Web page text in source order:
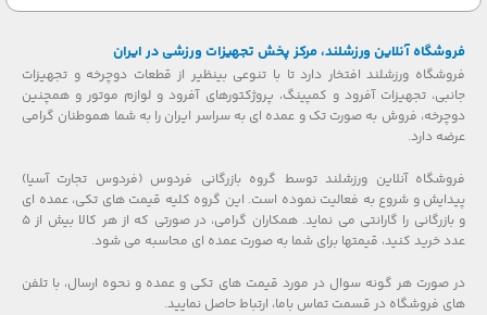
فروشگاه آنلاین ورزشلند، مرکز پخش تجهیزات ورزشی در ایران
فروشگاه ورزشلند افتخار دارد تا با تنوعی بینظیر از قطعات دوچرخه و تجهیزات
جانبی، تجهیزات آفرود و کمپینگ، پروژکتورهای آفرود و لوازم موتور و همچنین
دوچرخه، فروش به صورت تک و عمده ای به سراسر ایران را به شما هموطنان گرامی
عرضه دارد.
فروشگاه آنلاین ورزشلند توسط گروه بازرگانی فردوس (فردوس تجارت آسیا)
پیدایش و شروع به فعالیت نموده است. این گروه کلیه قیمت های تکی، عمده ای
و بازرگانی را گارانتی می نماید. همکاران گرامی، در صورتی که از هر کالا بیش از ۵
عدد خرید کنید، قیمتها برای شما به صورت عمده ای محاسبه می شود.
در صورت هر گونه سوال در مورد قیمت های تکی و عمده و نحوه ارسال، با تلفن
های فروشگاه در قسمت تماس باما، ارتباط حاصل نمایید.